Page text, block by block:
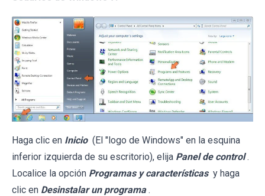
Haga clic en Inicio (El "logo de Windows" en la esquina
inferior izquierda de su escritorio), elija Panel de control .
Localice la opción Programas y características y haga
clic en Desinstalar un programa .